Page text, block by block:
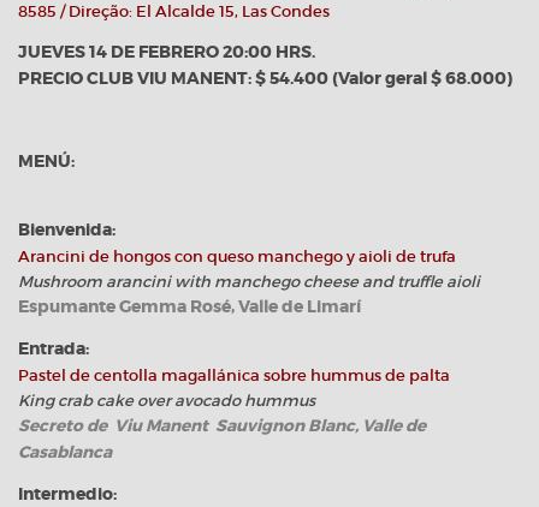
8585 / Direção: El Alcalde 15, Las Condes
JUEVES 14 DE FEBRERO 20:00 HRS.
PRECIO CLUB VIU MANENT: $ 54.400 (Valor geral $ 68.000)
MENÚ:
Bienvenida:
Arancini de hongos con queso manchego y aioli de trufa
Mushroom arancini with manchego cheese and trufﬂe aioli
Espumante Gemma Rosé, Valle de Limarí
Entrada:
Pastel de centolla magallánica sobre hummus de palta
King crab cake over avocado hummus
Secreto de Viu Manent Sauvignon Blanc, Valle de
Casablanca
Intermedio: